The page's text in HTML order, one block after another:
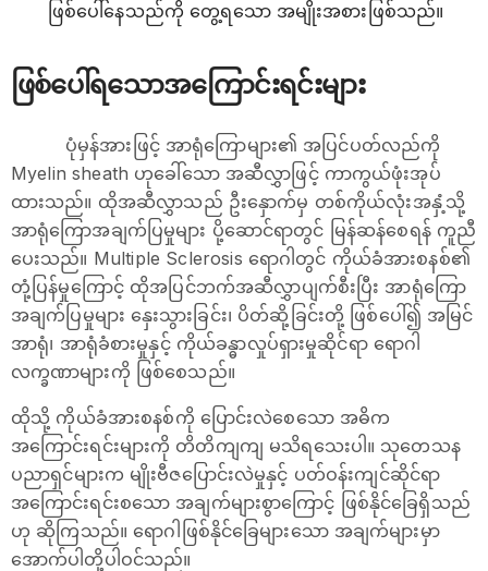
ဖြစ်ပေါ်နေသည်ကို တွေ့ရသော အမျိုးအစားဖြစ်သည်။
ဖြစ်ပေါ်ရသောအကြောင်းရင်းများ
ပုံမှန်အားဖြင့် အာရုံကြောများ၏ အပြင်ပတ်လည်ကို
Myelin sheath ဟုခေါ်သော အဆီလွှာဖြင့် ကာကွယ်ဖုံးအုပ်
ထားသည်။ ထိုအဆီလွှာသည် ဦးနှောက်မှ တစ်ကိုယ်လုံးအနှံ့သို့
အာရုံကြောအချက်ပြမှုများ ပို့ဆောင်ရာတွင် မြန်ဆန်စေရန် ကူညီ
ပေးသည်။ Multiple Sclerosis ရောဂါတွင် ကိုယ်ခံအားစနစ်၏
တုံ့ပြန်မှုကြောင့် ထိုအပြင်ဘက်အဆီလွှာပျက်စီးပြီး အာရုံကြော
အချက်ပြမှုများ နှေးသွားခြင်း၊ ပိတ်ဆို့ခြင်းတို့ ဖြစ်ပေါ်၍ အမြင်
အာရုံ၊ အာရုံခံစားမှုနှင့် ကိုယ်ခန္ဓာလှုပ်ရှားမှုဆိုင်ရာ ရောဂါ
လက္ခဏာများကို ဖြစ်စေသည်။
ထိုသို့ ကိုယ်ခံအားစနစ်ကို ပြောင်းလဲစေသော အဓိက
အကြောင်းရင်းများကို တိတိကျကျ မသိရသေးပါ။ သုတေသန
ပညာရှင်များက မျိုးဗီဇပြောင်းလဲမှုနှင့် ပတ်ဝန်းကျင်ဆိုင်ရာ
အကြောင်းရင်းစသော အချက်များစွာကြောင့် ဖြစ်နိုင်ခြေရှိသည်
ဟု ဆိုကြသည်။ ရောဂါဖြစ်နိုင်ခြေများသော အချက်များမှာ
အောက်ပါတို့ပါဝင်သည်။